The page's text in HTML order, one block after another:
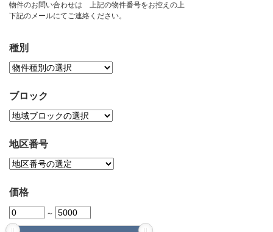
物件のお問い合わせは 上記の物件番号をお控えの上
下記のメールにてご連絡ください。
種別
ブロック
地区番号
価格
～